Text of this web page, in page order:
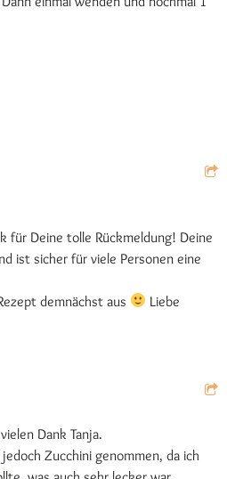
für Deine tolle Rückmeldung! Deine
ist sicher für viele Personen eine
demnächst aus
Liebe
Dank Tanja.
Zucchini genommen, da ich